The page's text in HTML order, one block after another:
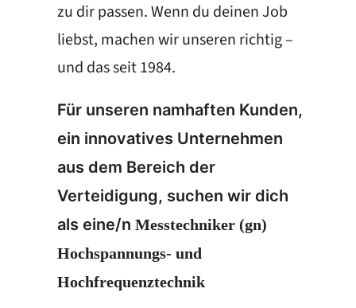
zu dir passen. Wenn du deinen Job
liebst, machen wir unseren richtig –
und das seit 1984.
Für unseren namhaften Kunden,
ein innovatives Unternehmen
aus dem Bereich der
Verteidigung, suchen wir dich
als eine/n Messtechniker (gn)
Hochspannungs- und
Hochfrequenztechnik